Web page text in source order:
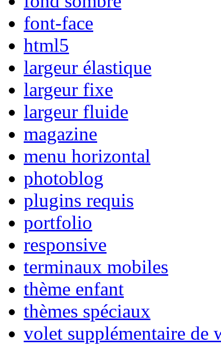
font-face
html5
largeur élastique
largeur fixe
largeur fluide
magazine
menu horizontal
photoblog
plugins requis
portfolio
responsive
terminaux mobiles
thème enfant
thèmes spéciaux
volet supplémentaire de